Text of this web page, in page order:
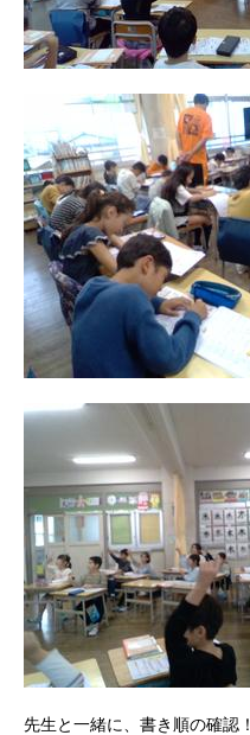
先生と一緒に、書き順の確認！